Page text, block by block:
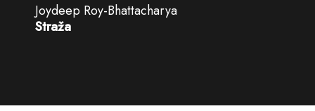
Joydeep Roy-Bhattacharya
Straža